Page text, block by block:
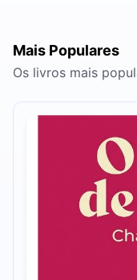
Mais Populares
Os livros mais